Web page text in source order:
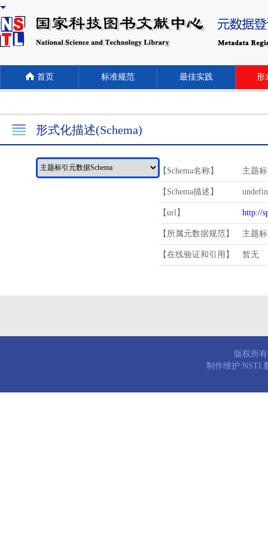
首页 标准规范 最佳实践 形
形式化描述(Schema)
【Schema名称】 主题
【Schema描述】
【url】 http://
【所属元数据规范】 主题
【在线验证和引用】 暂无
版权所
制作维护:NSTL